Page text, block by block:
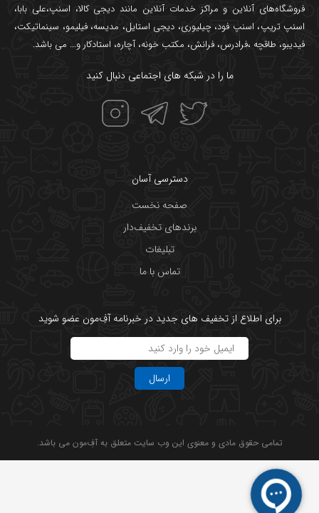
فروشگاه‌های آنلاین و مراکز خدمات آنلاین مانند دیجی کالا، اسنپ،علی بابا،
اسنپ تریپ، اسنپ فود،چیلیوری، دیجی استایل، مدیسه،فیلیمو، سینماتیکت،
فیدیبو، طاقچه ،فرادرس، فرانش، مکتب خونه،آچاره، استادکار و... می باشد.
ما را در شبکه های اجتماعی دنبال کنید
دسترسی آسان
صفحه نخست
برندهای تخفیف‌دار
تبلیغات
تماس با ما
برای اطلاع از تخفیف های جدید در خبرنامه آفِ‌مون عضو شوید
ارسال
تمامی حقوق مادی و معنوی این وب سایت متعلق به آفِ‌مون می باشد.